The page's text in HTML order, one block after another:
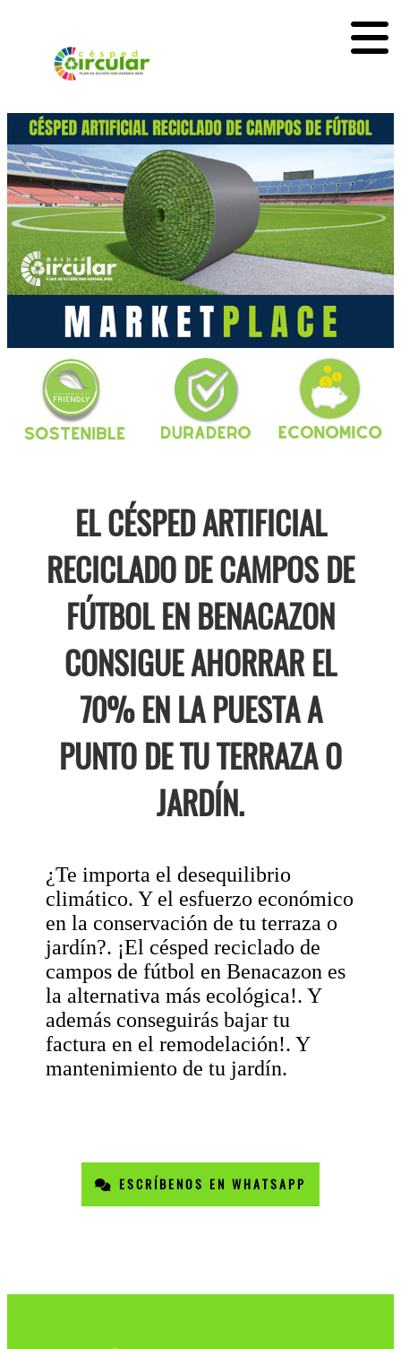
EL CÉSPED ARTIFICIAL
RECICLADO DE CAMPOS DE
FÚTBOL EN BENACAZON
CONSIGUE AHORRAR EL
70% EN LA PUESTA A
PUNTO DE TU TERRAZA O
JARDÍN.
¿Te importa el desequilibrio
climático. Y el esfuerzo económico
en la conservación de tu terraza o
jardín?. ¡El césped reciclado de
campos de fútbol en Benacazon es
la alternativa más ecológica!. Y
además conseguirás bajar tu
factura en el remodelación!. Y
mantenimiento de tu jardín.
ESCRÍBENOS EN WHATSAPP